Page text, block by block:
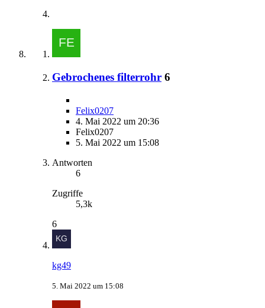
Gebrochenes filterrohr 6
Felix0207
4. Mai 2022 um 20:36
Felix0207
5. Mai 2022 um 15:08
Antworten
6
Zugriffe
5,3k
6
kg49
5. Mai 2022 um 15:08